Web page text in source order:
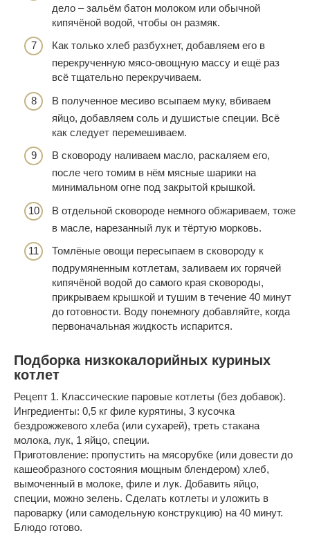
дело – зальём батон молоком или обычной
кипячёной водой, чтобы он размяк.
Как только хлеб разбухнет, добавляем его в
перекрученную мясо-овощную массу и ещё раз
всё тщательно перекручиваем.
В полученное месиво всыпаем муку, вбиваем
яйцо, добавляем соль и душистые специи. Всё
как следует перемешиваем.
В сковороду наливаем масло, раскаляем его,
после чего томим в нём мясные шарики на
минимальном огне под закрытой крышкой.
В отдельной сковороде немного обжариваем, тоже
в масле, нарезанный лук и тёртую морковь.
Томлёные овощи пересыпаем в сковороду к
подрумяненным котлетам, заливаем их горячей
кипячёной водой до самого края сковороды,
прикрываем крышкой и тушим в течение 40 минут
до готовности. Воду понемногу добавляйте, когда
первоначальная жидкость испарится.
Подборка низкокалорийных куриных
котлет
Рецепт 1. Классические паровые котлеты (без добавок).
Ингредиенты: 0,5 кг филе курятины, 3 кусочка
бездрожжевого хлеба (или сухарей), треть стакана
молока, лук, 1 яйцо, специи.
Приготовление: пропустить на мясорубке (или довести до
кашеобразного состояния мощным блендером) хлеб,
вымоченный в молоке, филе и лук. Добавить яйцо,
специи, можно зелень. Сделать котлеты и уложить в
пароварку (или самодельную конструкцию) на 40 минут.
Блюдо готово.